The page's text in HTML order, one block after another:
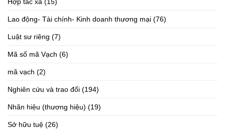
Hợp tác xã (15)
Lao động- Tài chính- Kinh doanh thương mại (76)
Luật sư riêng (7)
Mã số mã Vạch (6)
mã vạch (2)
Nghiên cứu và trao đổi (194)
Nhãn hiệu (thương hiệu) (19)
Sở hữu tuệ (26)